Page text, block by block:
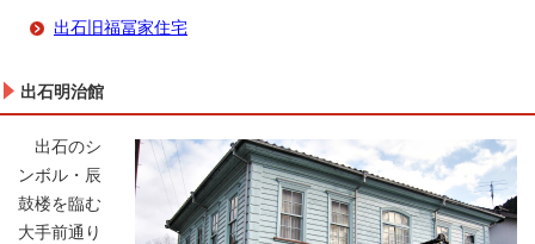
出石旧福冨家住宅
出石明治館
出石のシ
ンボル・辰
鼓楼を臨む
大手前通り